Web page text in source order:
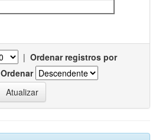
| Ordenar registros por
Ordenar